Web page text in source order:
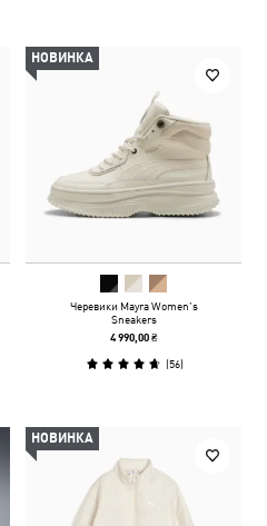
НОВИНКА
Черевики Mayra Women’s
Sneakers
4 990,00 ₴
(56)
НОВИНКА